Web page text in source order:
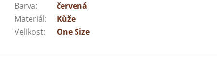
Barva:
červená
Materiál:
Kůže
Velikost: One Size